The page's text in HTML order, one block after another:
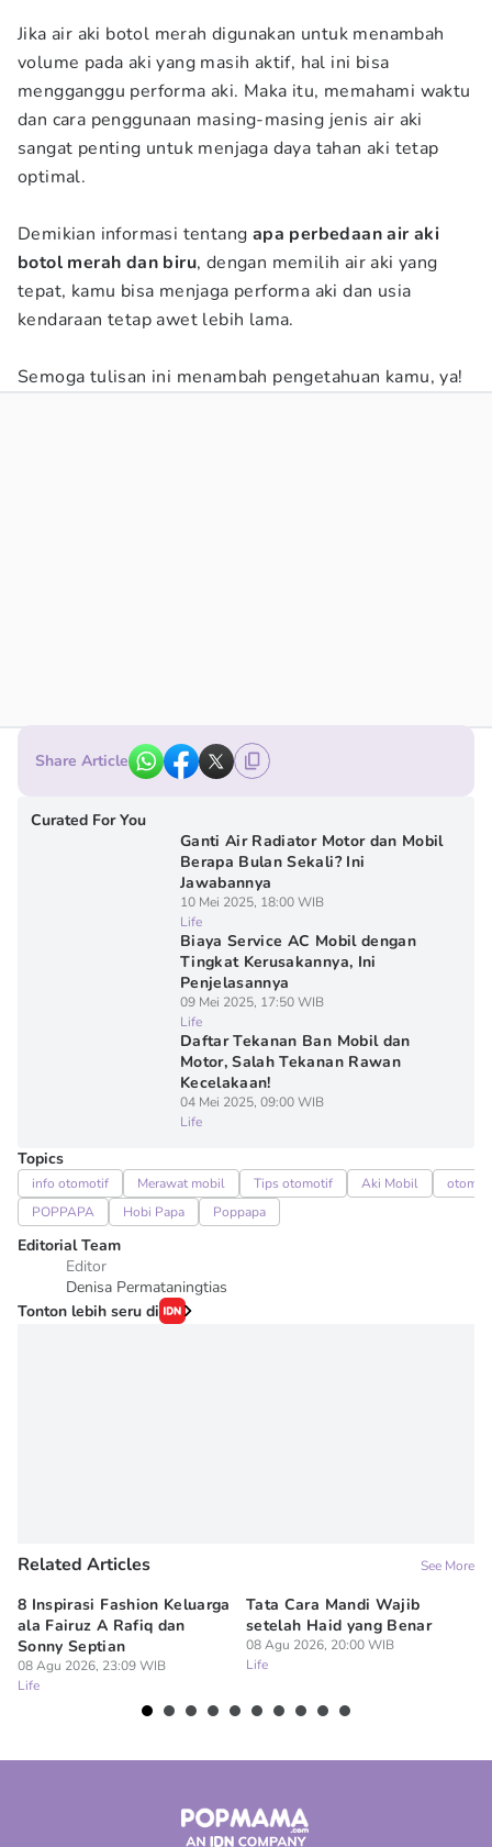
Jika air aki botol merah digunakan untuk menambah
volume pada aki yang masih aktif, hal ini bisa
mengganggu performa aki. Maka itu, memahami waktu
dan cara penggunaan masing-masing jenis air aki
sangat penting untuk menjaga daya tahan aki tetap
optimal.
Demikian informasi tentang apa perbedaan air aki
botol merah dan biru, dengan memilih air aki yang
tepat, kamu bisa menjaga performa aki dan usia
kendaraan tetap awet lebih lama.
Semoga tulisan ini menambah pengetahuan kamu, ya!
Share Article
Curated For You
Ganti Air Radiator Motor dan Mobil
Berapa Bulan Sekali? Ini
Jawabannya
10 Mei 2025, 18:00 WIB
Life
Biaya Service AC Mobil dengan
Tingkat Kerusakannya, Ini
Penjelasannya
09 Mei 2025, 17:50 WIB
Life
Daftar Tekanan Ban Mobil dan
Motor, Salah Tekanan Rawan
Kecelakaan!
04 Mei 2025, 09:00 WIB
Life
Topics
info otomotif Merawat mobil Tips otomotif Aki Mobil
POPPAPA
Hobi Papa Poppapa
Editorial Team
Editor
Denisa Permataningtias
Tonton lebih seru di
Related Articles See More
8 Inspirasi Fashion Keluarga
ala Fairuz A Rafiq dan
Sonny Septian
08 Agu 2026, 23:09 WIB
Life
Tata Cara Mandi Wajib
setelah Haid yang Benar
08 Agu 2026, 20:00 WIB
Life